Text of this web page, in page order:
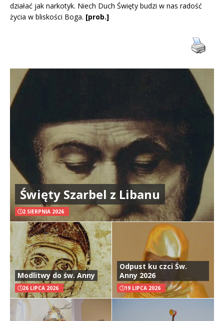
działać jak narkotyk. Niech Duch Święty budzi w nas radość
życia w bliskości Boga. [prob.]
Święty Szarbel z Libanu
2 SIERPNIA 2026
Modlitwy do św. Anny
26 LIPCA 2026
Odpust ku czci Św.
Anny 2026
19 LIPCA 2026